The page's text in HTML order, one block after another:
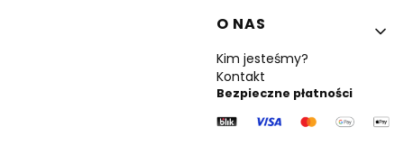
O NAS
Kim jesteśmy?
Kontakt
Bezpieczne płatności